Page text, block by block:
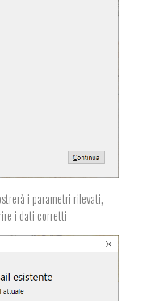
i parametri rilevati,
i dati corretti